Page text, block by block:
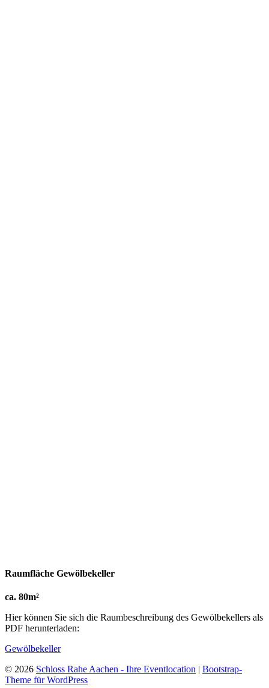
Raumfläche Gewölbekeller
ca. 80m²
Hier können Sie sich die Raumbeschreibung des Gewölbekellers als
PDF herunterladen:
Gewölbekeller
© 2026 Schloss Rahe Aachen - Ihre Eventlocation | Bootstrap-
Theme für WordPress